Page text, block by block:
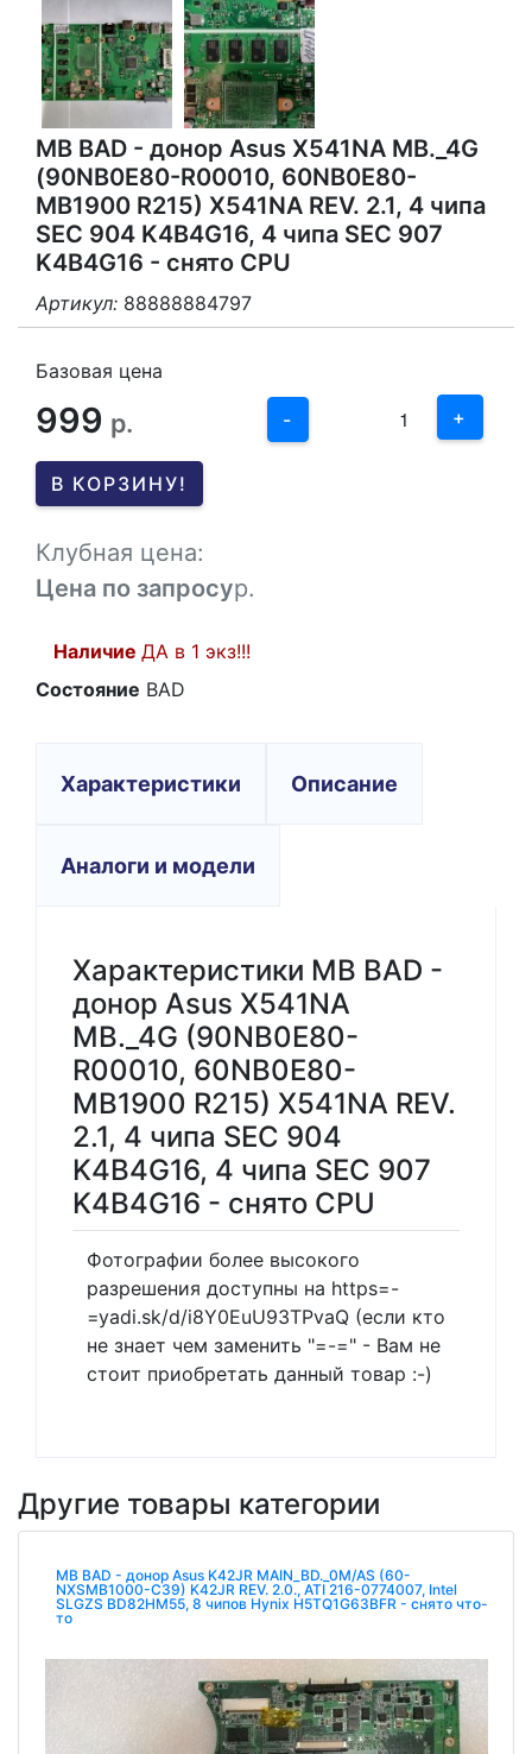
MB BAD - донор Asus X541NA MB._4G
(90NB0E80-R00010, 60NB0E80-
MB1900 R215) X541NA REV. 2.1, 4 чипа
SEC 904 K4B4G16, 4 чипа SEC 907
K4B4G16 - снято CPU
Артикул: 88888884797
Базовая цена
999 р. -
3
1
+
В КОРЗИНУ!
Клубная цена:
Цена по запросур.
Наличие ДА в 1 экз!!!
Состояние BAD
Характеристики Описание
Аналоги и модели
Характеристики MB BAD -
донор Asus X541NA
MB._4G (90NB0E80-
R00010, 60NB0E80-
MB1900 R215) X541NA REV.
2.1, 4 чипа SEC 904
K4B4G16, 4 чипа SEC 907
K4B4G16 - снято CPU
Фотографии более высокого
разрешения доступны на https=-
=yadi.sk/d/i8Y0EuU93TPvaQ (если кто
не знает чем заменить "=-=" - Вам не
стоит приобретать данный товар :-)
Другие товары категории
MB BAD - донор Asus K42JR MAIN_BD._0M/AS (60-
NXSMB1000-C39) K42JR REV. 2.0., ATI 216-0774007, Intel
SLGZS BD82HM55, 8 чипов Hynix H5TQ1G63BFR - снято что-
то